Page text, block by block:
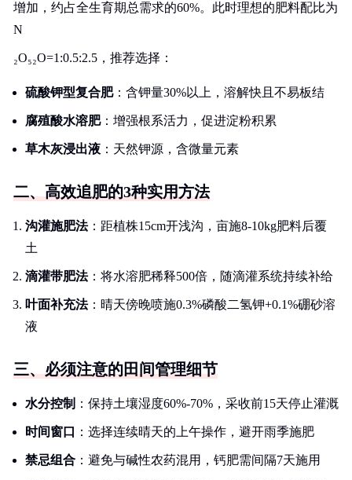
增加，约占全生育期总需求的60%。此时理想的肥料配比为
N
₂O₅₂O=1:0.5:2.5，推荐选择：
硫酸钾型复合肥：含钾量30%以上，溶解快且不易板结
腐殖酸水溶肥：增强根系活力，促进淀粉积累
草木灰浸出液 ：天然钾源，含微量元素
二、高效追肥的3种实用方法
沟灌施肥法：距植株15cm开浅沟，亩施8-10kg肥料后覆
土
滴灌带肥法：将水溶肥稀释500倍，随滴灌系统持续补给
叶面补充法：晴天傍晚喷施0.3%磷酸二氢钾+0.1%硼砂溶
液
三、必须注意的田间管理细节
水分控制 ：保持土壤湿度60%-70%，采收前15天停止灌溉
时间窗口 ：选择连续晴天的上午操作，避开雨季施肥
禁忌组合 ：避免与碱性农药混用，钙肥需间隔7天施用